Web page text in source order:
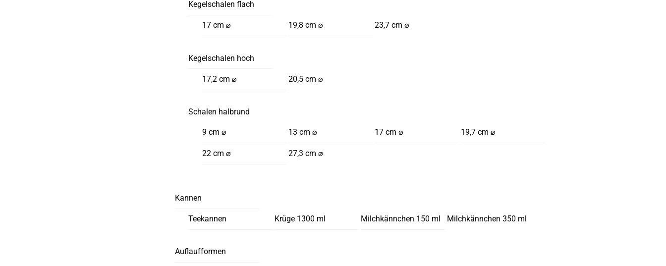
Kegelschalen flach
17 cm ⌀ 19,8 cm ⌀ 23,7 cm ⌀
Kegelschalen hoch
17,2 cm ⌀ 20,5 cm ⌀
Schalen halbrund
9 cm ⌀ 13 cm ⌀ 17 cm ⌀ 19,7 cm ⌀
22 cm ⌀ 27,3 cm ⌀
Kannen
Teekannen Krüge 1300 ml Milchkännchen 150 ml Milchkännchen 350 ml
Auflaufformen